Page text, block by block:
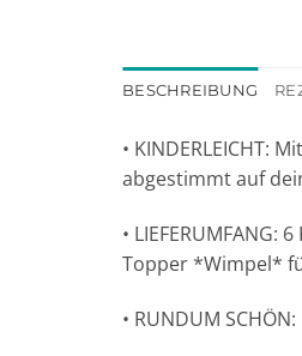
BESCHREIBUNG
• KINDERLEICHT:
abgestimmt auf
•
Topper *Wimpel*
• RUNDUM